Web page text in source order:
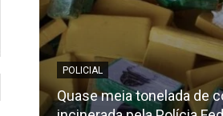
POLICIAL
Quase meia tonelada de